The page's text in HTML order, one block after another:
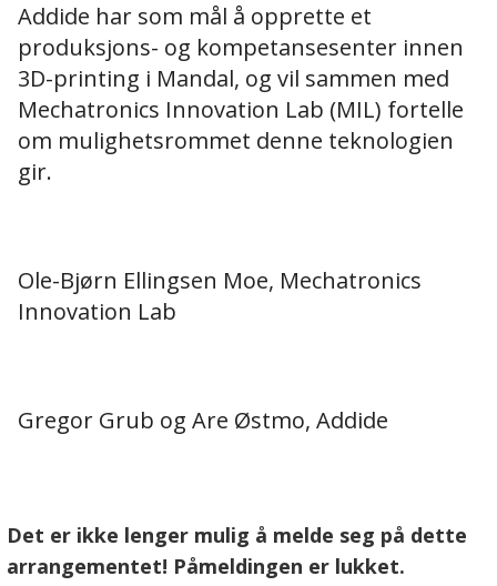
Addide har som mål å opprette et
produksjons- og kompetansesenter innen
3D-printing i Mandal, og vil sammen med
Mechatronics Innovation Lab (MIL) fortelle
om mulighetsrommet denne teknologien
gir.
Ole-Bjørn Ellingsen Moe, Mechatronics
Innovation Lab
Gregor Grub og Are Østmo, Addide
Det er ikke lenger mulig å melde seg på dette
arrangementet! Påmeldingen er lukket.